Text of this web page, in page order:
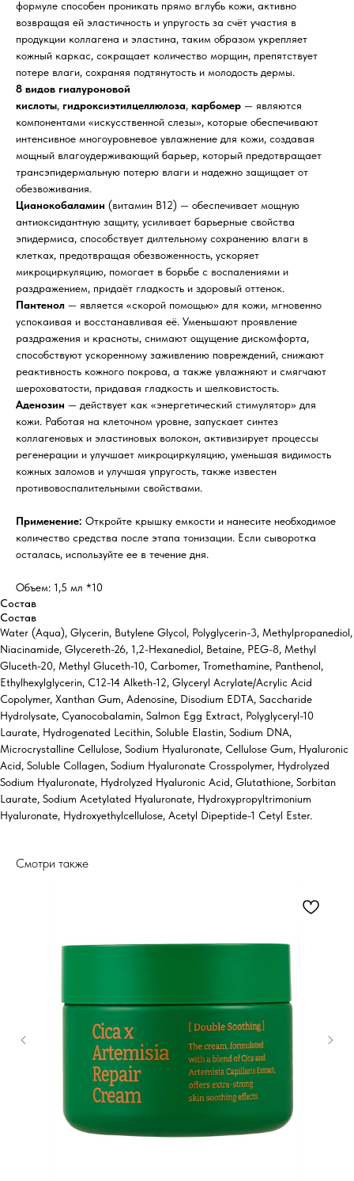
формуле способен проникать прямо вглубь кожи, активно
возвращая ей эластичность и упругость за счёт участия в
продукции коллагена и эластина, таким образом укрепляет
кожный каркас, сокращает количество морщин, препятствует
потере влаги, сохраняя подтянутость и молодость дермы.
8 видов гиалуроновой
кислоты, гидроксиэтилцеллюлоза, карбомер — являются
компонентами «искусственной слезы», которые обеспечивают
интенсивное многоуровневое увлажнение для кожи, создавая
мощный влагоудерживающий барьер, который предотвращает
трансэпидермальную потерю влаги и надежно защищает от
обезвоживания.
Цианокобаламин (витамин B12) — обеспечивает мощную
антиоксидантную защиту, усиливает барьерные свойства
эпидермиса, способствует дилтельному сохранению влаги в
клетках, предотвращая обезвоженность, ускоряет
микроциркуляцию, помогает в борьбе с воспалениями и
раздражением, придаёт гладкость и здоровый оттенок.
Пантенол — является «скорой помощью» для кожи, мгновенно
успокаивая и восстанавливая её. Уменьшают проявление
раздражения и красноты, снимают ощущение дискомфорта,
способствуют ускоренному заживлению повреждений, снижают
реактивность кожного покрова, а также увлажняют и смягчают
шероховатости, придавая гладкость и шелковистость.
Аденозин — действует как «энергетический стимулятор» для
кожи. Работая на клеточном уровне, запускает синтез
коллагеновых и эластиновых волокон, активизирует процессы
регенерации и улучшает микроциркуляцию, уменьшая видимость
кожных заломов и улучшая упругость, также известен
противовоспалительными свойствами.
Применение: Откройте крышку емкости и нанесите необходимое
количество средства после этапа тонизации. Если сыворотка
осталась, используйте ее в течение дня.
Объем: 1,5 мл *10
Состав
Состав
Water (Aqua), Glycerin, Butylene Glycol, Polyglycerin-3, Methylpropanediol,
Niacinamide, Glycereth-26, 1,2-Hexanediol, Betaine, PEG-8, Methyl
Gluceth-20, Methyl Gluceth-10, Carbomer, Tromethamine, Panthenol,
Ethylhexylglycerin, C12-14 Alketh-12, Glyceryl Acrylate/Acrylic Acid
Copolymer, Xanthan Gum, Adenosine, Disodium EDTA, Saccharide
Hydrolysate, Cyanocobalamin, Salmon Egg Extract, Polyglyceryl-10
Laurate, Hydrogenated Lecithin, Soluble Elastin, Sodium DNA,
Microcrystalline Cellulose, Sodium Hyaluronate, Cellulose Gum, Hyaluronic
Acid, Soluble Collagen, Sodium Hyaluronate Crosspolymer, Hydrolyzed
Sodium Hyaluronate, Hydrolyzed Hyaluronic Acid, Glutathione, Sorbitan
Laurate, Sodium Acetylated Hyaluronate, Hydroxypropyltrimonium
Hyaluronate, Hydroxyethylcellulose, Acetyl Dipeptide-1 Cetyl Ester.
Смотри также